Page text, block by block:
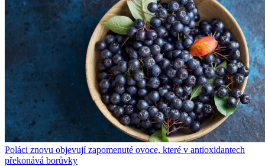
Poláci znovu objevují zapomenuté ovoce, které v antioxidantech
překonává borůvky